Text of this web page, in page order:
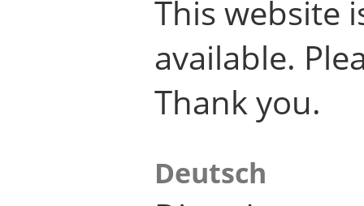
This website
available.
Thank you.
Deutsch